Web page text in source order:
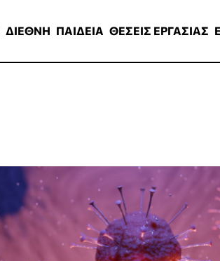
ΔΙΕΘΝΗ ΠΑΙΔΕΙΑ ΘΕΣΕΙΣ ΕΡΓΑΣΙΑΣ